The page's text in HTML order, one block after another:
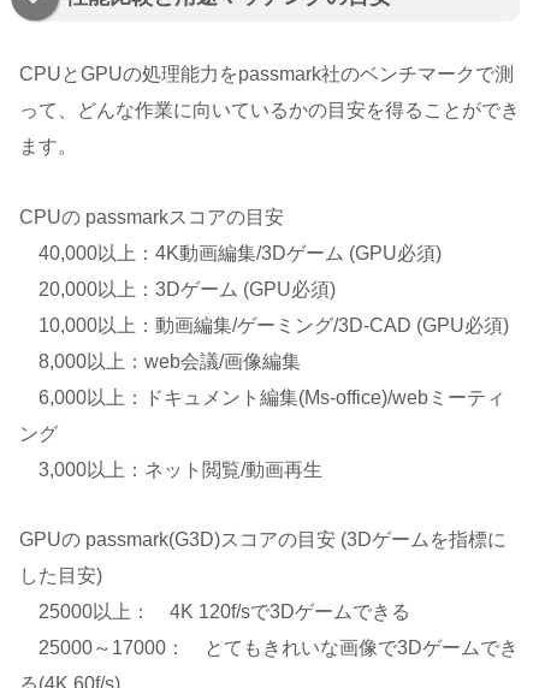
CPUとGPUの処理能力をpassmark社のベンチマークで測
って、どんな作業に向いているかの目安を得ることができ
ます。
CPUの passmarkスコアの目安
40,000以上：4K動画編集/3Dゲーム (GPU必須)
20,000以上：3Dゲーム (GPU必須)
10,000以上：動画編集/ゲーミング/3D-CAD (GPU必須)
8,000以上：web会議/画像編集
6,000以上：ドキュメント編集(Ms-office)/webミーティ
ング
3,000以上：ネット閲覧/動画再生
GPUの passmark(G3D)スコアの目安 (3Dゲームを指標に
した目安)
25000以上： 4K 120f/sで3Dゲームできる
25000～17000： とてもきれいな画像で3Dゲームでき